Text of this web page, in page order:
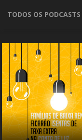
TODOS OS PODCASTS